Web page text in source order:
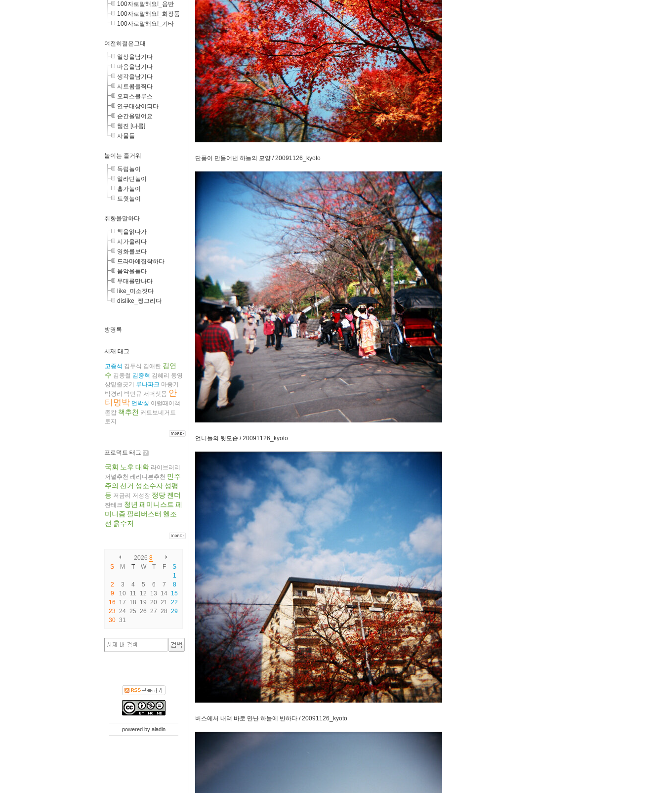
100자로말해요!_음반
100자로말해요!_화장품
100자로말해요!_기타
여전히젊은그대
일상을남기다
마음을남기다
생각을남기다
시트콤을찍다
오피스블루스
연구대상이되다
순간을믿어요
웹진 [나름]
사물들
놀이는 즐거워
독립놀이
알라딘놀이
홀가놀이
트윗놀이
취향을말하다
책을읽다가
시가울리다
영화를보다
드라마에집착하다
음악을듣다
무대를만나다
like_미소짓다
dislike_찡그리다
방명록
서재 태그
고종석 김두식 김애란 김연
수 김종철 김중혁 김혜리 동영
상밑줄긋기
루나파크 마종기
박경리 박민규 서머싯몸 안
티명박 언박싱 이럴때이책
존캅 책추천 커트보네거트
토지
프로덕트 태그
국회 노후 대학 라이브러리
저널추천 레리니븐추천 민주
주의 선거 성소수자 성평
등 저금리 저성장 정당 젠더
짠테크 청년 페미니스트 페
미니즘 필리버스터 헬조
선 흙수저
2026 8
S
M T W T F
S
1
2
3 4 5 6 7
8
9
10 11 12 13 14 15
16
17 18 19 20 21 22
23 24 25 26 27 28 29
30 31
powered by aladin
단풍이 만들어낸 하늘의 모양 / 20091126_kyoto
언니들의 뒷모습 / 20091126_kyoto
버스에서 내려 바로 만난 하늘에 반하다 / 20091126_kyoto